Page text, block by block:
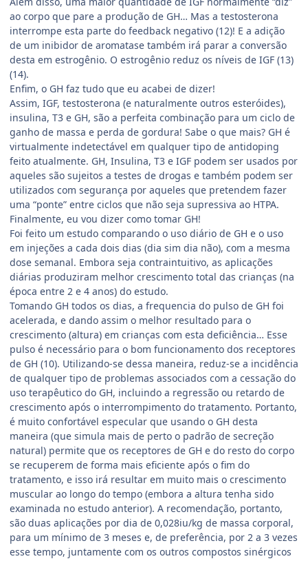
ao corpo que pare a produção de GH… Mas a testosterona
interrompe esta parte do feedback negativo (12)! E a adição
de um inibidor de aromatase também irá parar a conversão
desta em estrogênio. O estrogênio reduz os níveis de IGF (13)
(14).
Enfim, o GH faz tudo que eu acabei de dizer!
Assim, IGF, testosterona (e naturalmente outros esteróides),
insulina, T3 e GH, são a perfeita combinação para um ciclo de
ganho de massa e perda de gordura! Sabe o que mais? GH é
virtualmente indetectável em qualquer tipo de antidoping
feito atualmente. GH, Insulina, T3 e IGF podem ser usados por
aqueles são sujeitos a testes de drogas e também podem ser
utilizados com segurança por aqueles que pretendem fazer
uma “ponte” entre ciclos que não seja supressiva ao HTPA.
Finalmente, eu vou dizer como tomar GH!
Foi feito um estudo comparando o uso diário de GH e o uso
em injeções a cada dois dias (dia sim dia não), com a mesma
dose semanal. Embora seja contraintuitivo, as aplicações
diárias produziram melhor crescimento total das crianças (na
época entre 2 e 4 anos) do estudo.
Tomando GH todos os dias, a frequencia do pulso de GH foi
acelerada, e dando assim o melhor resultado para o
crescimento (altura) em crianças com esta deficiência… Esse
pulso é necessário para o bom funcionamento dos receptores
de GH (10). Utilizando-se dessa maneira, reduz-se a incidência
de qualquer tipo de problemas associados com a cessação do
uso terapêutico do GH, incluindo a regressão ou retardo de
crescimento após o interrompimento do tratamento. Portanto,
é muito confortável especular que usando o GH desta
maneira (que simula mais de perto o padrão de secreção
natural) permite que os receptores de GH e do resto do corpo
se recuperem de forma mais eficiente após o fim do
tratamento, e isso irá resultar em muito mais o crescimento
muscular ao longo do tempo (embora a altura tenha sido
examinada no estudo anterior). A recomendação, portanto,
são duas aplicações por dia de 0,028iu/kg de massa corporal,
para um mínimo de 3 meses e, de preferência, por 2 a 3 vezes
esse tempo, juntamente com os outros compostos sinérgicos